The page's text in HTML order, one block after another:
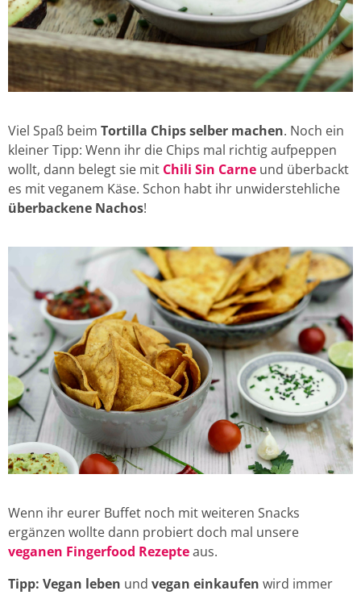
Viel Spaß beim Tortilla Chips selber machen. Noch ein
kleiner Tipp: Wenn ihr die Chips mal richtig aufpeppen
wollt, dann belegt sie mit Chili Sin Carne und überbackt
es mit veganem Käse. Schon habt ihr unwiderstehliche
überbackene Nachos!
Wenn ihr eurer Buffet noch mit weiteren Snacks
ergänzen wollte dann probiert doch mal unsere
veganen Fingerfood Rezepteaus.
Tipp: Vegan leben und vegan einkaufen wird immer